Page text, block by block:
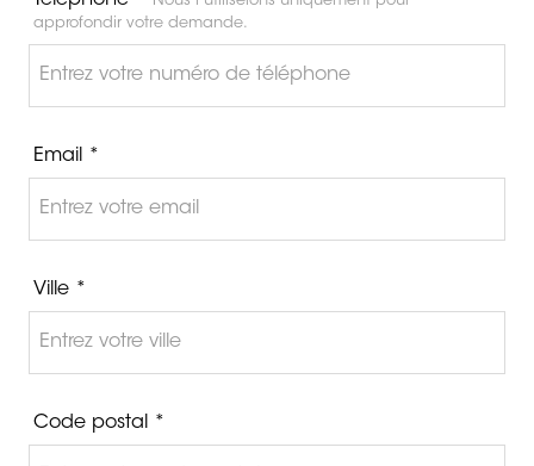
approfondir votre demande.
Email *
Ville *
Code postal *